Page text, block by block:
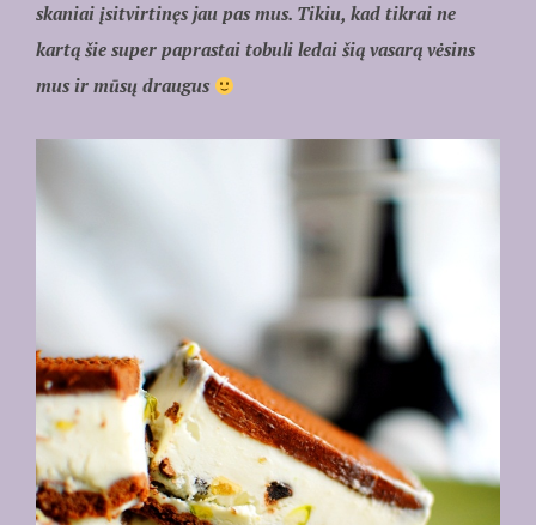
skaniai įsitvirtinęs jau pas mus. Tikiu, kad tikrai ne
kartą šie super paprastai tobuli ledai šią vasarą vėsins
mus ir mūsų draugus